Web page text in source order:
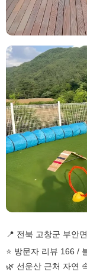
📍 전북 고창군 부안
⭐ 방문자 리뷰 166 /
🌿 선운산 근처 자연